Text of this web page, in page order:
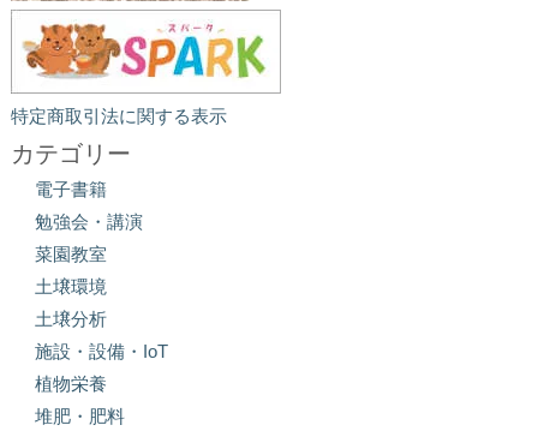
特定商取引法に関する表示
カテゴリー
電子書籍
勉強会・講演
菜園教室
土壌環境
土壌分析
施設・設備・IoT
植物栄養
堆肥・肥料